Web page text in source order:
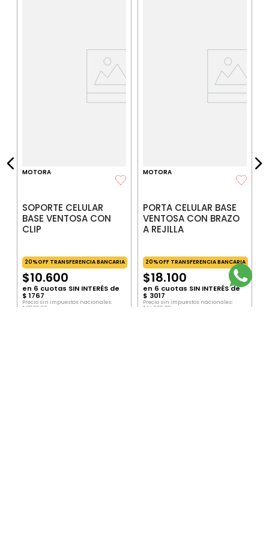
MOTORA
SOPORTE CELULAR
BASE VENTOSA CON
CLIP
20%OFF TRANSFERENCIA BANCARIA
$10.600
en 6 cuotas SIN INTERÉS de
$ 1767
Precio sin impuestos nacionales:
$ 8760 33
MOTORA
PORTA CELULAR BASE
VENTOSA CON BRAZO
A REJILLA
20%OFF TRANSFERENCIA BANCARIA
$18.100
en 6 cuotas SIN INTERÉS de
$ 3017
Precio sin impuestos nacionales:
$ 14 958 68